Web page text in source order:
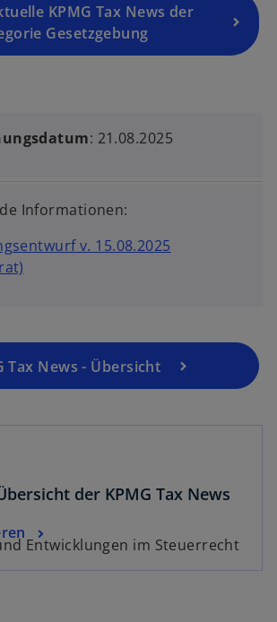
KPMG Tax News der
Gesetzgebung
: 21.08.2025
Informationen:
v. 15.08.2025
Tax News - Übersicht
der KPMG Tax News
Entwicklungen im Steuerrecht